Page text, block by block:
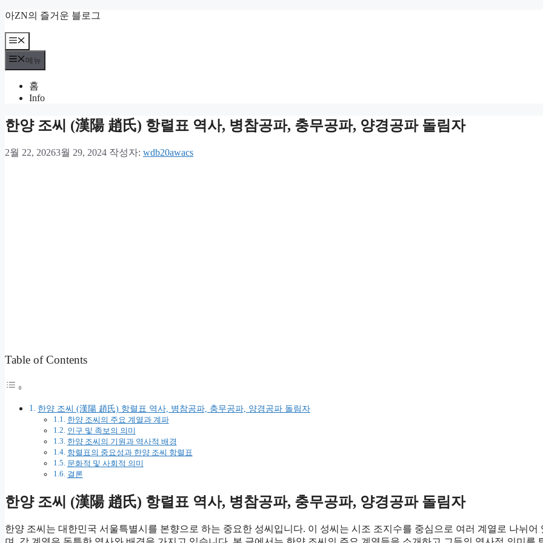
컨
츠
로
아ZN의 즐거운 블로그
메
뉴
메뉴
홈
Info
한양 조씨 (漢陽 趙氏) 항렬표 역사, 병참공파, 충무공파, 양경공파 돌림자
2월 22, 20263월 29, 2024 작성자: wdb20awacs
Table of Contents
한양 조씨 (漢陽 趙氏) 항렬표 역사, 병참공파, 충무공파, 양경공파 돌림자
한양 조씨의 주요 계열과 계파
인구 및 족보의 의미
한양 조씨의 기원과 역사적 배경
항렬표의 중요성과 한양 조씨 항렬표
문화적 및 사회적 의미
결론
한양 조씨 (漢陽 趙氏) 항렬표 역사, 병참공파, 충무공파, 양경공파 돌림자
한양 조씨는 대한민국 서울특별시를 본향으로 하는 중요한 성씨입니다. 이 성씨는 시조 조지수를 중심으로 여러 계열로 나뉘어